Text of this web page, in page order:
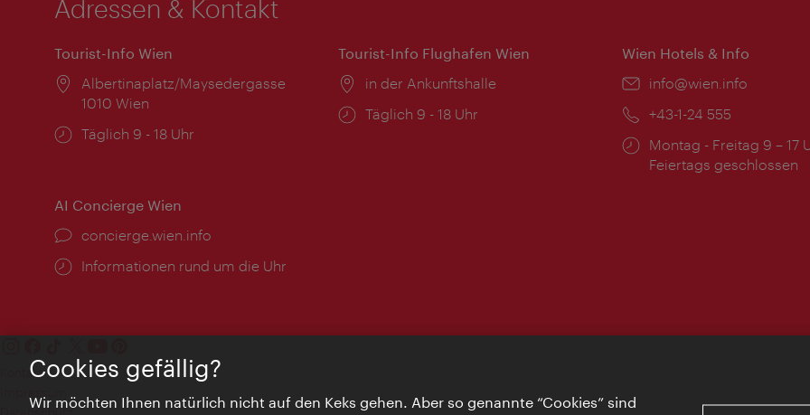
Adressen & Kontakt
Tourist-Info Wien
Ort:
Albertinaplatz/Maysedergasse
1010 Wien
Öffnungszeiten:
Täglich 9 - 18 Uhr
Tourist-Info Flughafen Wien
Ort:
in der Ankunftshalle
Öffnungszeiten:
Täglich 9 - 18 Uhr
Wien Hotels & Info
Email:
info@wien.info
Telefon:
+43-1-24 555
Öffnungszeiten:
Montag - Freitag 9 – 17
Feiertags geschlossen
AI Concierge Wien
Ort:
concierge.wien.info
Öffnungszeiten:
Informationen rund um die Uhr
KontaktCookies gefällig?
Wir möchten Ihnen natürlich nicht auf den Keks gehen. Aber so genannte “Cookies” sind